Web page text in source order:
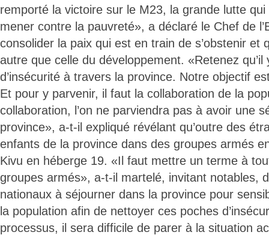
remporté la victoire sur le M23, la grande lutte
mener contre la pauvreté», a déclaré le Chef de
consolider la paix qui est en train de s’obstenir et
autre que celle du développement. «Retenez qu’il
d’insécurité à travers la province. Notre objectif
Et pour y parvenir, il faut la collaboration de la
collaboration, l’on ne parviendra pas à avoir une
province», a-t-il expliqué révélant qu’outre des
enfants de la province dans des groupes armés
Kivu en héberge 19. «Il faut mettre un terme à
groupes armés», a-t-il martelé, invitant notables,
nationaux à séjourner dans la province pour
la population afin de nettoyer ces poches
processus, il sera difficile de parer à la situation